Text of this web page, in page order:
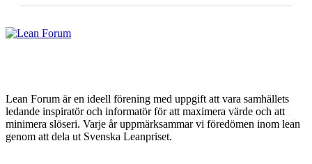
Lean Forum är en ideell förening med uppgift att vara samhällets
ledande inspiratör och informatör för att maximera värde och att
minimera slöseri. Varje år uppmärksammar vi föredömen inom lean
genom att dela ut Svenska Leanpriset.